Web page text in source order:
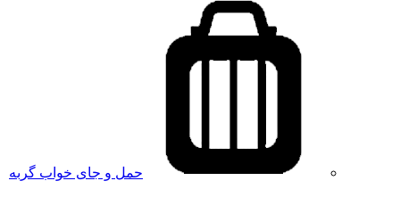
حمل و جای خواب گربه